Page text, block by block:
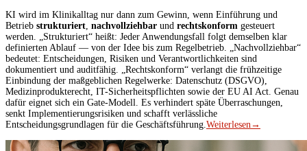
KI wird im Klinikalltag nur dann zum Gewinn, wenn Einführung und
Betrieb strukturiert nachvollziehbar und rechtskonform gesteuert
werden. „Strukturiert“ heißt: Jeder Anwendungsfall folgt demselben klar
definierten Ablauf — von der Idee bis zum Regelbetrieb. „Nachvollziehbar“
bedeutet: Entscheidungen, Risiken und Verantwortlichkeiten sind
dokumentiert und auditfähig. „Rechtskonform“ verlangt die frühzeitige
Einbindung der maßgeblichen Regelwerke: Datenschutz (DSGVO),
Medizinprodukterecht, IT-Sicherheitspflichten sowie der EU AI Act. Genau
dafür eignet sich ein Gate-Modell. Es verhindert späte Überraschungen,
senkt Implementierungsrisiken und schafft verlässliche
Entscheidungsgrundlagen für die Geschäftsführung. Weiterlesen →